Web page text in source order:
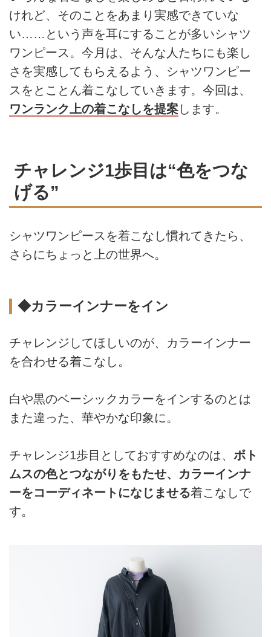
けれど、そのことをあまり実感できていな
い……という声を耳にすることが多いシャツ
ワンピース。今月は、そんな人たちにも楽し
さを実感してもらえるよう、シャツワンピー
スをとことん着こなしていきます。今回は、
ワンランク上の着こなしを提案します。
チャレンジ1歩目は“色をつな
げる”
シャツワンピースを着こなし慣れてきたら、
さらにちょっと上の世界へ。
◆カラーインナーをイン
チャレンジしてほしいのが、カラーインナー
を合わせる着こなし。
白や黒のベーシックカラーをインするのとは
また違った、華やかな印象に。
チャレンジ1歩目としておすすめなのは、 ボト
ムスの色とつながりをもたせ、カラーインナ
ーをコーディネートになじませる着こなしで
す。